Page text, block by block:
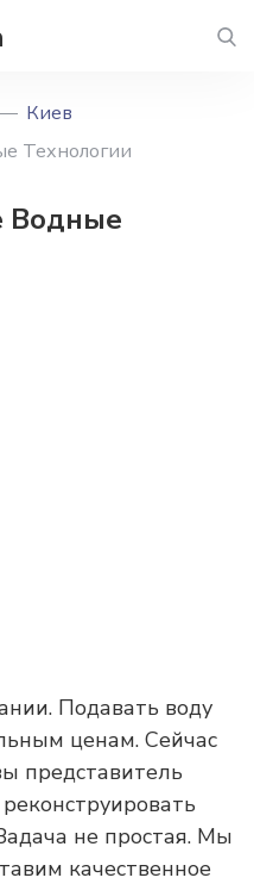
Киев
Технологии
Водные
Подавать воду
ценам. Сейчас
представитель
не простая. Мы
качественное